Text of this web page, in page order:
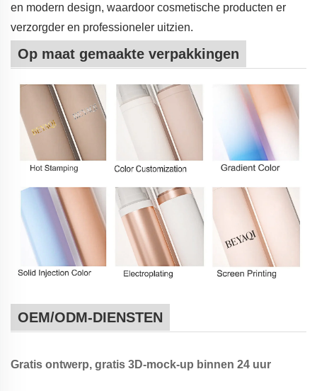
en modern design, waardoor cosmetische producten er
verzorgder en professioneler uitzien.
Op maat gemaakte verpakkingen
OEM/ODM-DIENSTEN
Gratis ontwerp, gratis 3D-mock-up binnen 24 uur